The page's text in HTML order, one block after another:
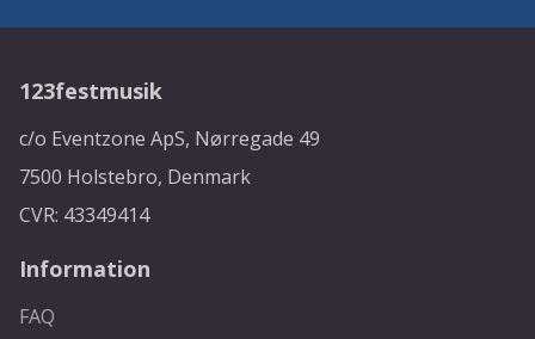
123festmusik
c/o Eventzone ApS, Nørregade 49
7500 Holstebro, Denmark
CVR: 43349414
Information
FAQ